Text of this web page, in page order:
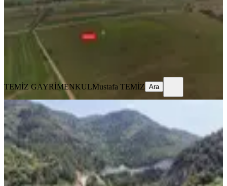
8461 m²· 1.891/m²
16.000.000 ₺
TEMİZ GAYRİMENKUL
TEMİZ GAYRİMENKULMustafa TEMİZ Ara
Doğancı Da Köye Yakın Konumda
Satılık Küçük Parsel
Osmangazi, Doğancı Mahallesi
214 m²
5.607/m² · 16.01.2026
1.200.000 ₺